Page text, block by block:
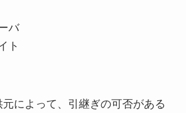
バ
ト
によって、引継ぎの可否がある